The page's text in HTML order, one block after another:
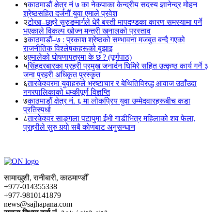
१काठमाडौं क्षेत्र नं ७ का नेकपाका केन्द्रीय सदस्य ज्ञानेन्द्र मोहन
श्रेष्ठसहित दर्जनौं युवा एमाले प्रवेश
२टोखा–छहरे सुरुङमार्गले धेरै बस्ती मापदण्डका कारण समस्यामा पर्ने
भएकाले विकल्प खोज्न मन्त्री खनालको प्रस्ताव
३काठमाडौं–७ : प्रकाश श्रेष्ठको सम्भावना मजबुत बन्दै गएको
राजनीतिक विश्लेषकहरूको बुझाइ
४एमालेको घोषणापत्रमा के छ ? (पूर्णपाठ)
५सिंहदरबारका प्रहरी प्रमुख जनार्दन घिमिरे सहित उत्कृष्ठ कार्य गर्ने ३
जना प्रहरी अधिकृत पुरस्कृत
६तारकेश्वरमा युवाहरुले भ्रष्टाचार र बेथितिविरुद्ध आवाज उठाँउदा
नगरपालिकाको धम्कीपूर्ण विज्ञप्ति
७काठमाडौं क्षेत्र नं. ६ मा लोकप्रिय युवा उम्मेदवारहरूबीच कडा
प्रतिस्पर्धा
८तारकेश्वर साङ्गला पटापुमा ईभी गाडीभित्र महिलाको शव फेला,
प्रहरीले सुरु गर्‍यो सबै कोणबाट अनुसन्धान
सामाखुशी, रानीबारी, काठमाण्डौँ
+977-014355338
+977-9810141879
news@sajhapana.com